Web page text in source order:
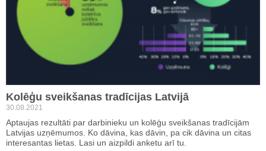
Kolēģu sveikšanas tradīcijas Latvijā
30.08.2021
Aptaujas rezultāti par darbinieku un kolēģu sveikšanas tradīcijām
Latvijas uzņēmumos. Ko dāvina, kas dāvin, pa cik dāvina un citas
interesantas lietas. Lasi un aizpildi anketu arī tu.